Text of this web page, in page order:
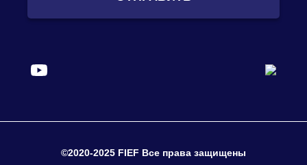
©2020-2025 FIEF Все права защищены